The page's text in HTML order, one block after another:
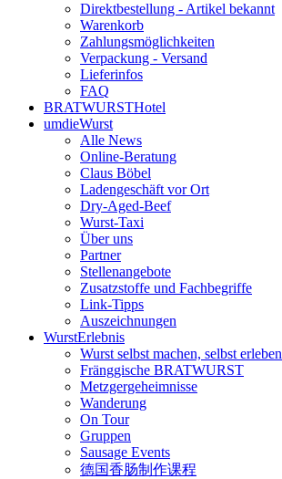
Direktbestellung - Artikel bekannt
Warenkorb
Zahlungsmöglichkeiten
Verpackung - Versand
Lieferinfos
FAQ
BRATWURSTHotel
umdieWurst
Alle News
Online-Beratung
Claus Böbel
Ladengeschäft vor Ort
Dry-Aged-Beef
Wurst-Taxi
Über uns
Partner
Stellenangebote
Zusatzstoffe und Fachbegriffe
Link-Tipps
Auszeichnungen
WurstErlebnis
Wurst selbst machen, selbst erleben
Fränggische BRATWURST
Metzgergeheimnisse
Wanderung
On Tour
Gruppen
Sausage Events
德国香肠制作课程